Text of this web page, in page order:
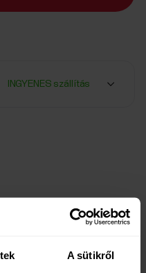
A sütikről
INGYENES szállítás